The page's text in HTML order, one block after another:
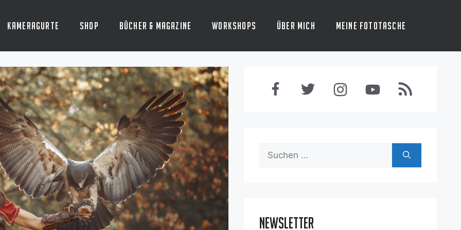
Kameragurte Shop Bücher & Magazine Workshops Über mich Meine Fototasche
Suchen
Newsletter